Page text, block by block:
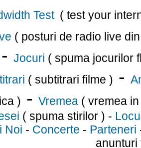
Test ( test your
( posturi de radio live
- Jocuri ( spuma jocurilor
( subtitrari filme ) -
) - Vremea ( vremea
( spuma stirilor ) -
Noi - Concerte - Parteneri
anunturi